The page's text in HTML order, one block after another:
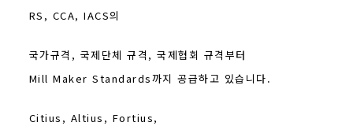
RS, CCA, IACS의
국가규격, 국제단체 규격, 국제협회 규격부터
Mill Maker Standards까지 공급하고 있습니다.
Citius, Altius, Fortius,